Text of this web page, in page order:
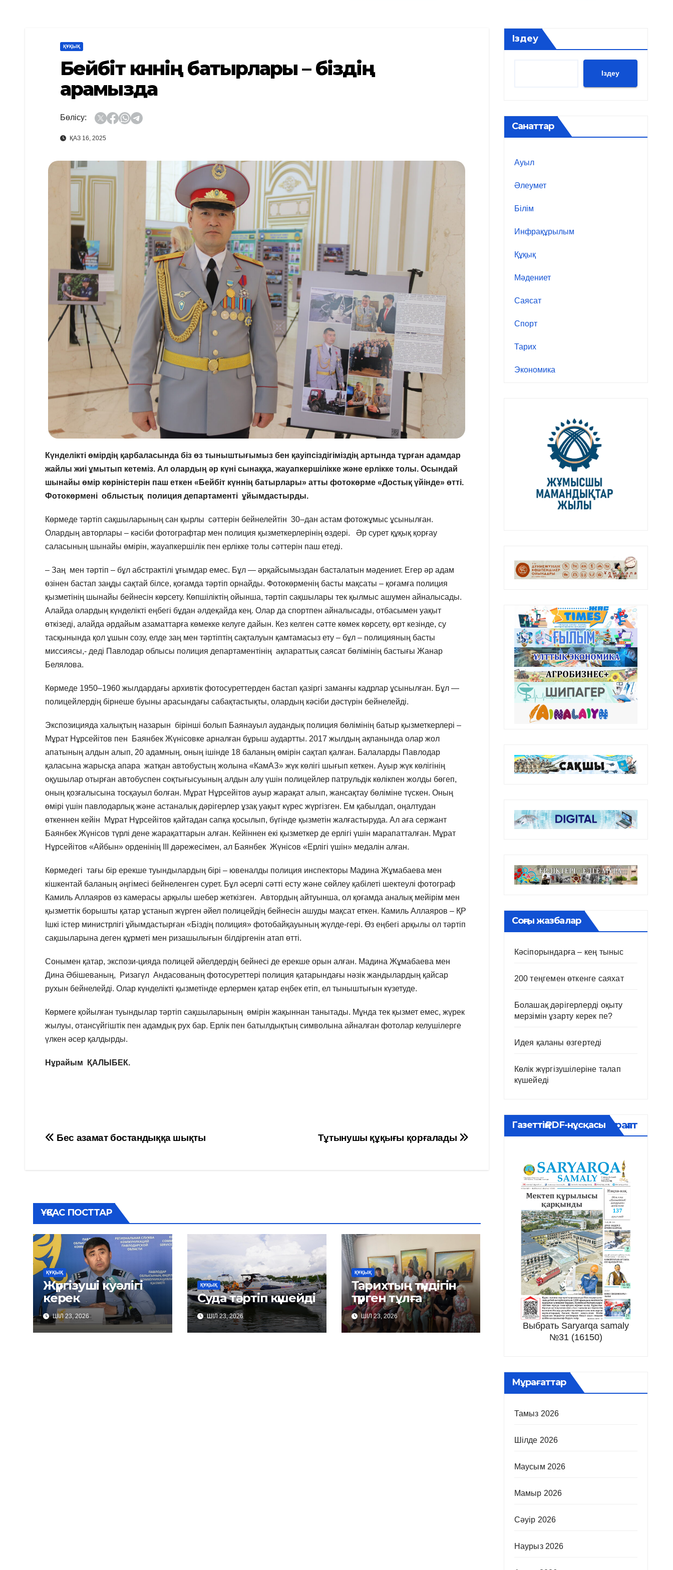
ҚҰҚЫҚ
Бейбіт күннің батырлары – біздің
арамызда
Бөлісу:
ҚАЗ 16, 2025
Күнделікті өмірдің қарбаласында біз өз тыныштығымыз бен қауіпсіздігіміздің артында тұрған адамдар
жайлы жиі ұмытып кетеміз. Ал олардың әр күні сынаққа, жауапкершілікке және ерлікке толы. Осындай
шынайы өмір көріністерін паш еткен «Бейбіт күннің батырлары» атты фотокөрме «Достық үйінде» өтті.
Фотокөрмені облыстық полиция департаменті ұйымдастырды.
Көрмеде тәртіп сақшыларының сан қырлы сәттерін бейнелейтін 30–дан астам фотожұмыс ұсынылған.
Олардың авторлары – кәсіби фотографтар мен полиция қызметкерлерінің өздері. Әр сурет құқық қорғау
саласының шынайы өмірін, жауапкершілік пен ерлікке толы сәттерін паш етеді.
– Заң мен тәртіп – бұл абстрактілі ұғымдар емес. Бұл — әрқайсымыздан басталатын мәдениет. Егер әр адам
өзінен бастап заңды сақтай білсе, қоғамда тәртіп орнайды. Фотокөрменің басты мақсаты – қоғамға полиция
қызметінің шынайы бейнесін көрсету. Көпшіліктің ойынша, тәртіп сақшылары тек қылмыс ашумен айналысады.
Алайда олардың күнделікті еңбегі бұдан әлдеқайда кең. Олар да спортпен айналысады, отбасымен уақыт
өткізеді, алайда әрдайым азаматтарға көмекке келуге дайын. Кез келген сәтте көмек көрсету, өрт кезінде, су
тасқынында қол ұшын созу, елде заң мен тәртіптің сақталуын қамтамасыз ету – бұл – полицияның басты
миссиясы,- деді Павлодар облысы полиция департаментінің ақпараттық саясат бөлімінің бастығы Жанар
Белялова.
Көрмеде 1950–1960 жылдардағы архивтік фотосуреттерден бастап қазіргі заманғы кадрлар ұсынылған. Бұл —
полицейлердің бірнеше буыны арасындағы сабақтастықты, олардың кәсіби дәстүрін бейнелейді.
Экспозицияда халықтың назарын бірінші болып Баянауыл аудандық полиция бөлімінің батыр қызметкерлері –
Мұрат Нұрсейітов пен Баянбек Жүнісовке арналған бұрыш аудартты. 2017 жылдың ақпанында олар жол
апатының алдын алып, 20 адамның, оның ішінде 18 баланың өмірін сақтап қалған. Балаларды Павлодар
қаласына жарысқа апара жатқан автобустың жолына «КамАЗ» жүк көлігі шығып кеткен. Ауыр жүк көлігінің
оқушылар отырған автобуспен соқтығысуының алдын алу үшін полицейлер патрульдік көлікпен жолды бөгеп,
оның қозғалысына тосқауыл болған. Мұрат Нұрсейітов ауыр жарақат алып, жансақтау бөліміне түскен. Оның
өмірі үшін павлодарлық және астаналық дәрігерлер ұзақ уақыт күрес жүргізген. Ем қабылдап, оңалтудан
өткеннен кейін Мұрат Нұрсейітов қайтадан сапқа қосылып, бүгінде қызметін жалғастыруда. Ал аға сержант
Баянбек Жүнісов түрлі дене жарақаттарын алған. Кейіннен екі қызметкер де ерлігі үшін марапатталған. Мұрат
Нұрсейітов «Айбын» орденінің III дәрежесімен, ал Баянбек Жүнісов «Ерлігі үшін» медалін алған.
Көрмедегі тағы бір ерекше туындылардың бірі – ювеналды полиция инспекторы Мадина Жұмабаева мен
кішкентай баланың әңгімесі бейнеленген сурет. Бұл әсерлі сәтті есту және сөйлеу қабілеті шектеулі фотограф
Камиль Аллаяров өз камерасы арқылы шебер жеткізген. Автордың айтуынша, ол қоғамда аналық мейірім мен
қызметтік борышты қатар ұстанып жүрген әйел полицейдің бейнесін ашуды мақсат еткен. Камиль Аллаяров – ҚР
Ішкі істер министрлігі ұйымдастырған «Біздің полиция» фотобайқауының жүлде-гері. Өз еңбегі арқылы ол тәртіп
сақшыларына деген құрметі мен ризашылығын білдіргенін атап өтті.
Сонымен қатар, экспози-цияда полицей әйелдердің бейнесі де ерекше орын алған. Мадина Жұмабаева мен
Дина Әбішеваның, Ризагүл Андасованың фотосуреттері полиция қатарындағы нәзік жандылардың қайсар
рухын бейнелейді. Олар күнделікті қызметінде ерлермен қатар еңбек етіп, ел тыныштығын күзетуде.
Көрмеге қойылған туындылар тәртіп сақшыларының өмірін жақыннан танытады. Мұнда тек қызмет емес, жүрек
жылуы, отансүйгіштік пен адамдық рух бар. Ерлік пен батылдықтың символына айналған фотолар келушілерге
үлкен әсер қалдырды.
Нұрайым ҚАЛЫБЕК.
Навигация
Тұтынушы құқығы қорғалады
Бес азамат бостандыққа шықты
ҰҚСАС ПОСТТАР
ҚҰҚЫҚ
Жүргізуші куәлігі
керек
ШІЛ 23, 2026
ҚҰҚЫҚ
Суда тәртіп күшейді
ШІЛ 23, 2026
ҚҰҚЫҚ
Тарихтың түндігін
түрген тұлға
ШІЛ 23, 2026
Іздеу
Іздеу
Санаттар
Ауыл
Әлеумет
Білім
Инфрақұрылым
Құқық
Мәдениет
Саясат
Спорт
Тарих
Экономика
Соңғы жазбалар
Кәсіпорындарға – кең тыныс
200 теңгемен өткенге саяхат
Болашақ дәрігерлерді оқыту
мерзімін ұзарту керек пе?
Идея қаланы өзгертеді
Көлік жүргізушілеріне талап
күшейеді
Газеттің PDF-нұсқасыМұрағат
Выбрать Saryarqa samaly
№31 (16150)
Мұрағаттар
Тамыз 2026
Шілде 2026
Маусым 2026
Мамыр 2026
Сәуір 2026
Наурыз 2026